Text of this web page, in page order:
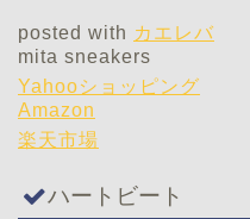
posted with カエレバ
mita sneakers
Yahooショッピング
Amazon
楽天市場
ハートビート